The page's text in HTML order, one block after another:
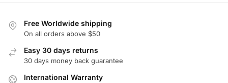
Free Worldwide shipping
On all orders above $50
Easy 30 days returns
30 days money back guarantee
International Warranty